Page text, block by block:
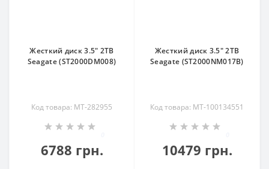
Жесткий диск 3.5" 2TB
Seagate (ST2000DM008)
Код товара: MT-282955
6788 грн.
Жесткий диск 3.5" 2TB
Seagate (ST2000NM017B)
Код товара: MT-100134551
10479 грн.